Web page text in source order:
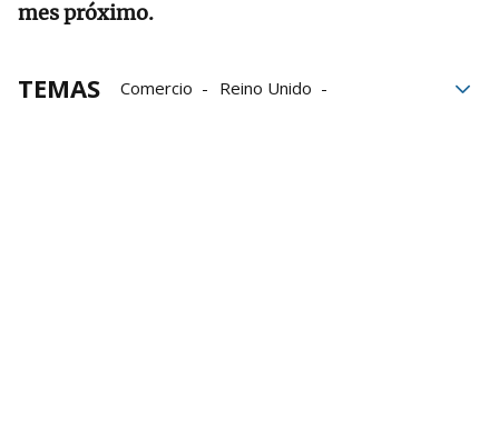
mes próximo.
TEMAS Comercio
Reino Unido